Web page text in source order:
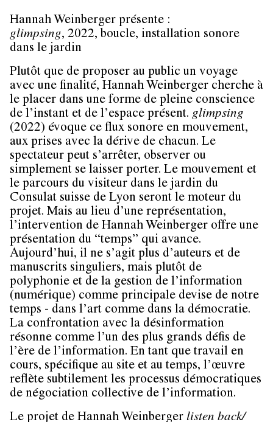
Hannah Weinberger présente :
glimpsing, 2022, boucle, installation sonore
dans le jardin
Plutôt que de proposer au public un voyage
avec une finalité, Hannah Weinberger cherche à
le placer dans une forme de pleine conscience
de l’instant et de l’espace présent. glimpsing
(2022) évoque ce flux sonore en mouvement,
aux prises avec la dérive de chacun. Le
spectateur peut s’arrêter, observer ou
simplement se laisser porter. Le mouvement et
le parcours du visiteur dans le jardin du
Consulat suisse de Lyon seront le moteur du
projet. Mais au lieu d’une représentation,
l’intervention de Hannah Weinberger offre une
présentation du “temps” qui avance.
Aujourd’hui, il ne s’agit plus d’auteurs et de
manuscrits singuliers, mais plutôt de
polyphonie et de la gestion de l’information
(numérique) comme principale devise de notre
temps - dans l’art comme dans la démocratie.
La confrontation avec la désinformation
résonne comme l’un des plus grands défis de
l’ère de l’information. En tant que travail en
cours, spécifique au site et au temps, l’œuvre
reflète subtilement les processus démocratiques
de négociation collective de l’information.
Le projet de Hannah Weinberger listen back/